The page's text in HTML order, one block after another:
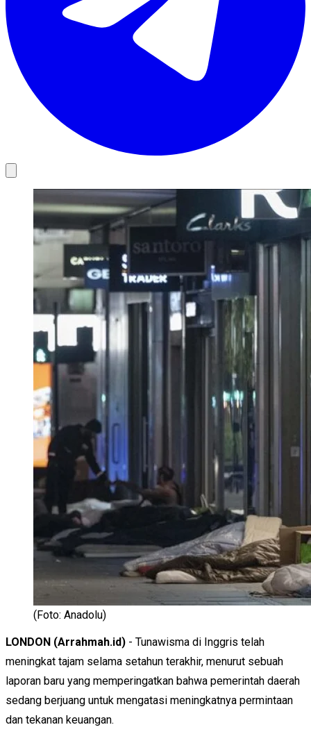
(Foto: Anadolu)
LONDON (Arrahmah.id) - Tunawisma di Inggris telah
meningkat tajam selama setahun terakhir, menurut sebuah
laporan baru yang memperingatkan bahwa pemerintah daerah
sedang berjuang untuk mengatasi meningkatnya permintaan
dan tekanan keuangan.